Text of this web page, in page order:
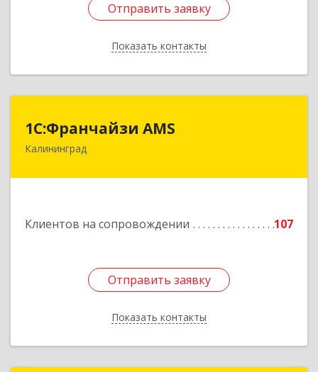
Отправить заявку
Показать контакты
Отправить заявку
Назад
1С:Франчайзи AMS
Калининград
Клиентов на сопровождении 107
Отправить заявку
Показать контакты
238325, Калининградская обл, Гурьевский р-н,
Отправить заявку
Назад